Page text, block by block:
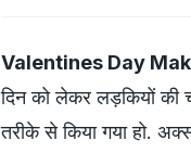
Valentines Day
दिन को लेकर लड़कियों
तरीके से किया गया हो.